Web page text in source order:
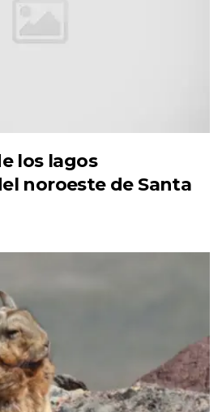
los lagos
noroeste de Santa